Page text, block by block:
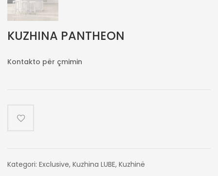
KUZHINA PANTHEON
Kontakto për çmimin
Kategori: Exclusive, Kuzhina LUBE, Kuzhinë